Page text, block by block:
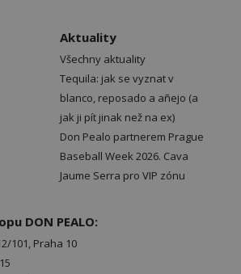
Aktuality
Všechny aktuality
Tequila: jak se vyznat v
blanco, reposado a añejo (a
jak ji pít jinak než na ex)
Don Pealo partnerem Prague
Baseball Week 2026. Cava
Jaume Serra pro VIP zónu
DON PEALO:
101, Praha 10